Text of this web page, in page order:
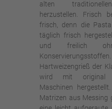
alten
herzustellen. Frisch
frisch, denn die
täglich frisch
und freilich
Hartweizengrieß der
wird mit original
Maschinen
Matrizen aus Messing